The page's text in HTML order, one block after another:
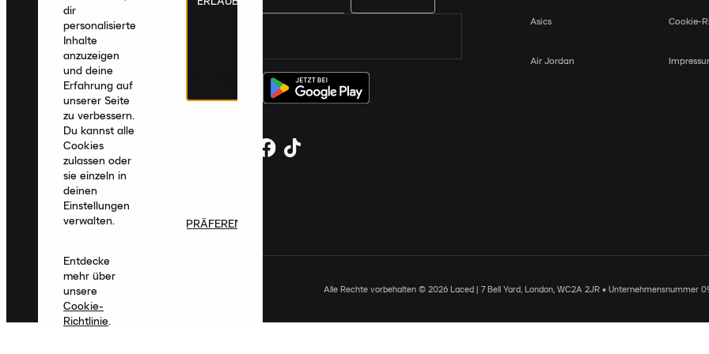
Asics
Air Jordan
Cookie-
Alle Rechte vorbehalten © 2026 Laced | 7 Bell Yard, London, WC2A 2JR • Unternehmensnummer
dir
personalisierte
Inhalte
anzuzeigen
und deine
Erfahrung auf
unserer Seite
zu verbessern.
Du kannst alle
Cookies
zulassen oder
sie einzeln in
deinen
Einstellungen
verwalten.
Entdecke
mehr über
unsere
Cookie-
Richtlinie.
PRÄFERENZEN